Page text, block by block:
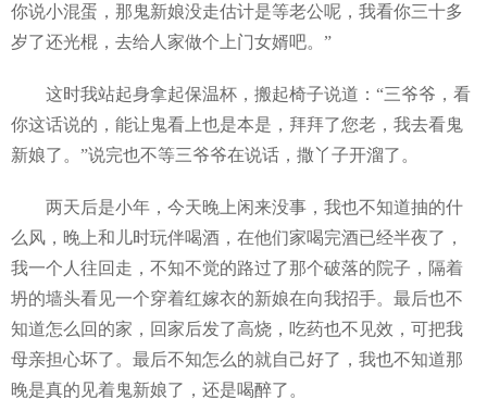
你说小混蛋，那鬼新娘没走估计是等老公呢，我看你三十多
岁了还光棍，去给人家做个上门女婿吧。”
这时我站起身拿起保温杯，搬起椅子说道：“三爷爷，看
你这话说的，能让鬼看上也是本是，拜拜了您老，我去看鬼
新娘了。”说完也不等三爷爷在说话，撒丫子开溜了。
两天后是小年，今天晚上闲来没事，我也不知道抽的什
么风，晚上和儿时玩伴喝酒，在他们家喝完酒已经半夜了，
我一个人往回走，不知不觉的路过了那个破落的院子，隔着
坍的墙头看见一个穿着红嫁衣的新娘在向我招手。最后也不
知道怎么回的家，回家后发了高烧，吃药也不见效，可把我
母亲担心坏了。最后不知怎么的就自己好了，我也不知道那
晚是真的见着鬼新娘了，还是喝醉了。